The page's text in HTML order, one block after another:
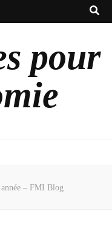
pour
– FMI Blog